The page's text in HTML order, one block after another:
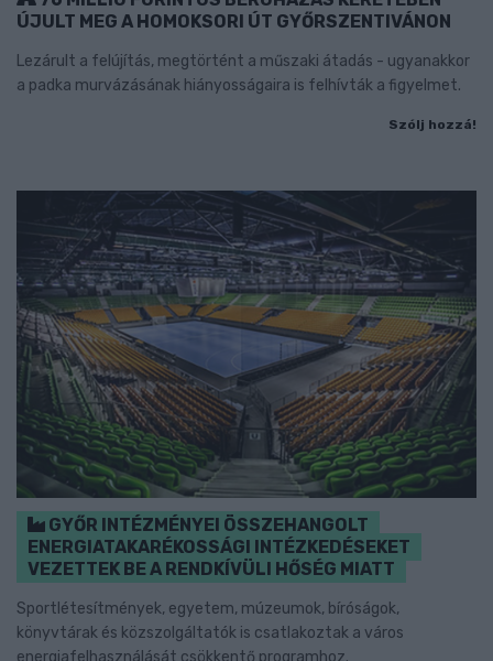
ÚJULT MEG A HOMOKSORI ÚT GYŐRSZENTIVÁNON
Lezárult a felújítás, megtörtént a műszaki átadás - ugyanakkor
a padka murvázásának hiányosságaira is felhívták a figyelmet.
Szólj hozzá!
GYŐR INTÉZMÉNYEI ÖSSZEHANGOLT
ENERGIATAKARÉKOSSÁGI INTÉZKEDÉSEKET
VEZETTEK BE A RENDKÍVÜLI HŐSÉG MIATT
Sportlétesítmények, egyetem, múzeumok, bíróságok,
könyvtárak és közszolgáltatók is csatlakoztak a város
energiafelhasználását csökkentő programhoz.